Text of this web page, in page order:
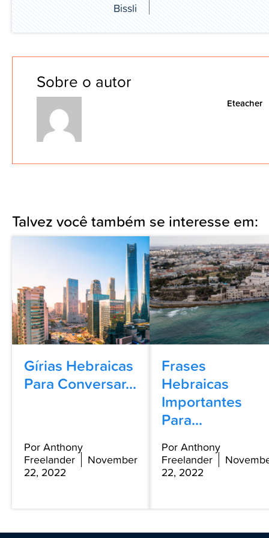
Bissli
Sobre o autor
Eteacher
Talvez você também se interesse em:
Gírias Hebraicas
Para Conversar...
Por Anthony
Freelander
November
22, 2022
Frases
Hebraicas
Importantes
Para...
Por Anthony
Freelander
22, 2022